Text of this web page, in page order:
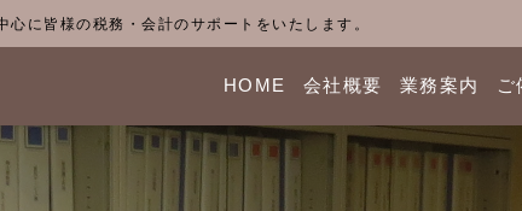
に皆様の税務・会計のサポートをいたします。
HOME 会社概要 業務案内 ご